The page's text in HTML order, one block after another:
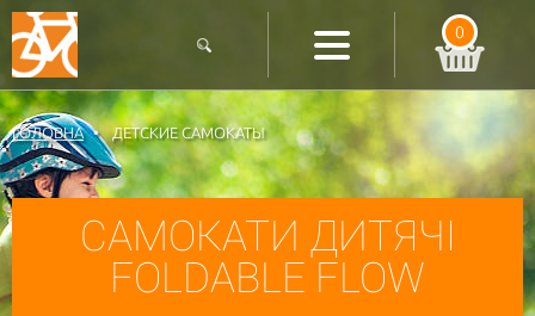
0
ГОЛОВНА ДЕТСКИЕ САМОКАТЫ
САМОКАТИ ДИТЯЧІ
FOLDABLE FLOW